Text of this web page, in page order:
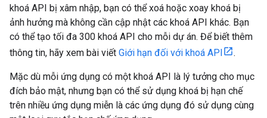
khoá API bị xâm nhập, bạn có thể xoá hoặc xoay khoá bị
ảnh hưởng mà không cần cập nhật các khoá API khác. Bạn
có thể tạo tối đa 300 khoá API cho mỗi dự án. Để biết thêm
thông tin, hãy xem bài viết Giới hạn đối với khoá API .
Mặc dù mỗi ứng dụng có một khoá API là lý tưởng cho mục
đích bảo mật, nhưng bạn có thể sử dụng khoá bị hạn chế
trên nhiều ứng dụng miễn là các ứng dụng đó sử dụng cùng